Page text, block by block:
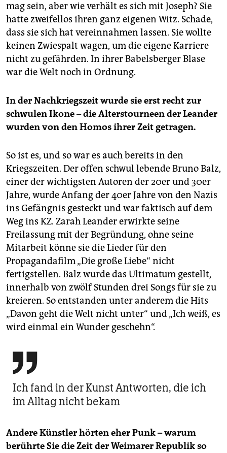
mag sein, aber wie verhält es sich mit Joseph? Sie
hatte zweifellos ihren ganz eigenen Witz. Schade,
dass sie sich hat vereinnahmen lassen. Sie wollte
keinen Zwiespalt wagen, um die eigene Karriere
nicht zu gefährden. In ihrer Babelsberger Blase
war die Welt noch in Ordnung.
In der Nachkriegszeit wurde sie erst recht zur
schwulen Ikone – die Alterstourneen der Leander
wurden von den Homos ihrer Zeit getragen.
So ist es, und so war es auch bereits in den
Kriegszeiten. Der offen schwul lebende Bruno Balz,
einer der wichtigsten Autoren der 20er und 30er
Jahre, wurde Anfang der 40er Jahre von den Nazis
ins Gefängnis gesteckt und war faktisch auf dem
Weg ins KZ. Zarah Leander erwirkte seine
Freilassung mit der Begründung, ohne seine
Mitarbeit könne sie die Lieder für den
Propagandafilm „Die große Liebe“ nicht
fertigstellen. Balz wurde das Ultimatum gestellt,
innerhalb von zwölf Stunden drei Songs für sie zu
kreieren. So entstanden unter anderem die Hits
„Davon geht die Welt nicht unter“ und „Ich weiß, es
wird einmal ein Wunder geschehn“.

Ich fand in der Kunst Antworten, die ich
im Alltag nicht bekam
Andere Künstler hörten eher Punk – warum
berührte Sie die Zeit der Weimarer Republik so